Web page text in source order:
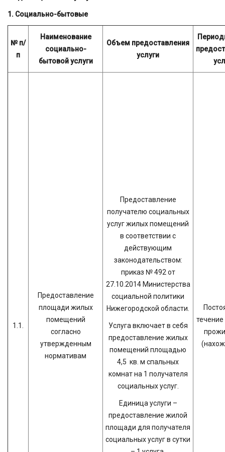
1. Социально-бытовые
№ п/
п
Наименование
социально-
бытовой услуги
Объем предоставления
услуги
1.1.
Предоставление
площади жилых
помещений
согласно
утвержденным
нормативам
Предоставление
получателю социальных
услуг жилых помещений
в соответствии с
действующим
законодательством:
приказ № 492 от
27.10.2014 Министерства
социальной политики
Нижегородской области.
Услуга включает в себя
предоставление жилых
помещений площадью
4,5 кв. м спальных
комнат на 1 получателя
социальных услуг.
Единица услуги –
предоставление жилой
площади для получателя
социальных услуг в сутки